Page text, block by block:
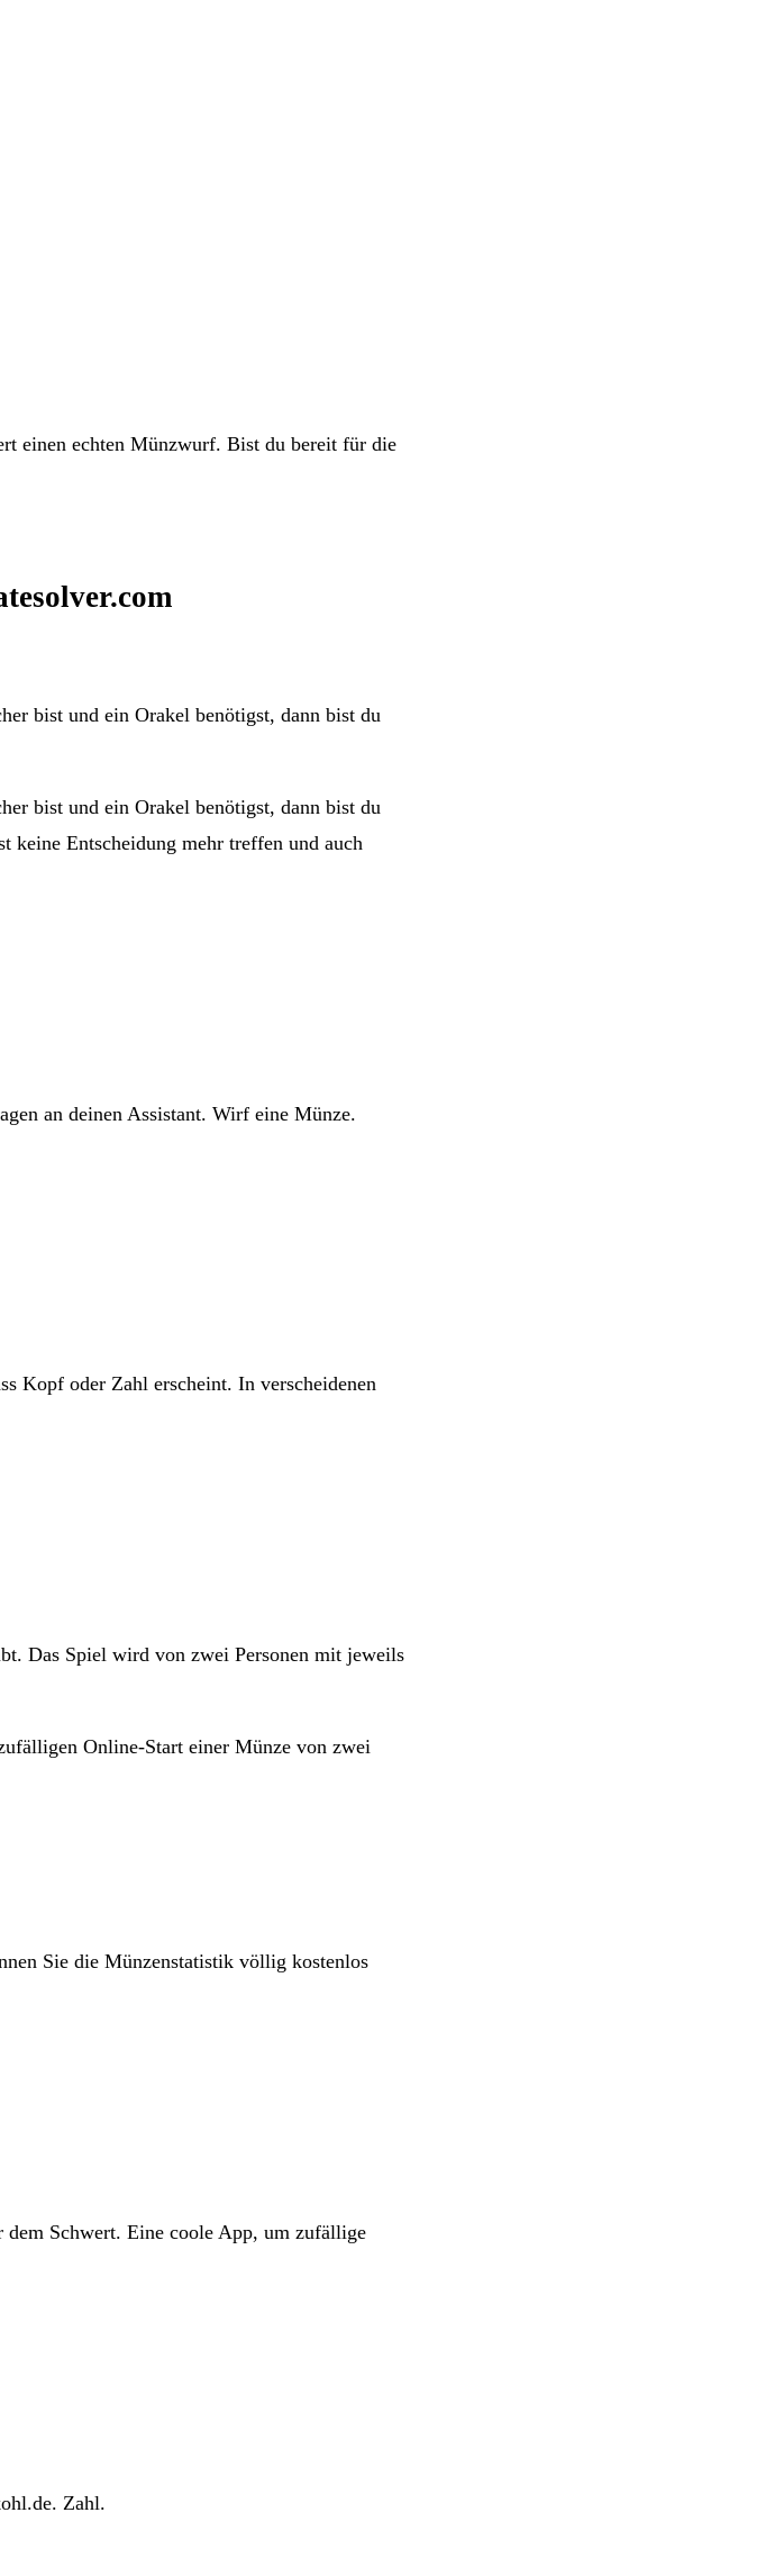
einen echten Münzwurf. Bist du bereit für die
bist und ein Orakel benötigst, dann bist du
bist und ein Orakel benötigst, dann bist du
keine Entscheidung mehr treffen und auch
an deinen Assistant. Wirf eine Münze.
Kopf oder Zahl erscheint. In verscheidenen
Das Spiel wird von zwei Personen mit jeweils
Online-Start einer Münze von zwei
Sie die Münzenstatistik völlig kostenlos
Schwert. Eine coole App, um zufällige
Zahl.